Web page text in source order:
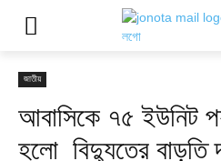
জাতীয়
আবাসিকে ৭৫ ইউনিট
হলো বিদ্যুতের বাড়তি